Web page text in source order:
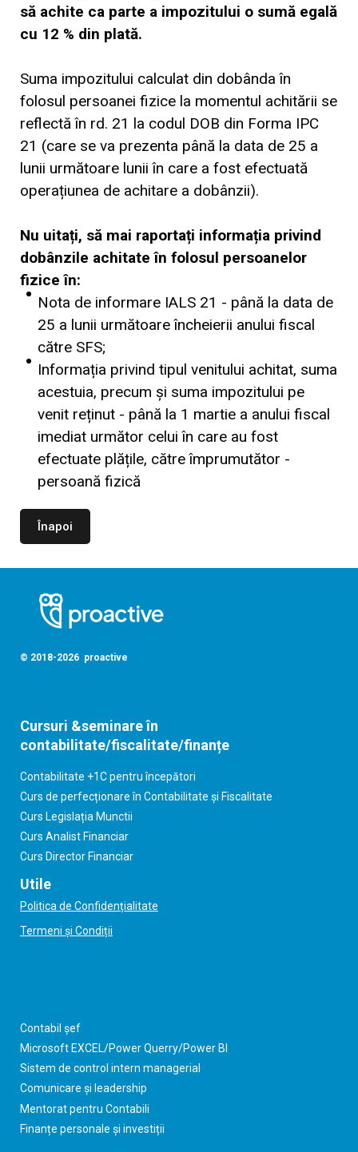
să achite ca parte a impozitului o sumă egală
cu 12 % din plată.
Suma impozitului calculat din dobânda în
folosul persoanei fizice la momentul achitării se
reflectă în rd. 21 la codul DOB din Forma IPC
21 (care se va prezenta până la data de 25 a
lunii următoare lunii în care a fost efectuată
operațiunea de achitare a dobânzii).
Nu uitați, să mai raportați informația privind
dobânzile achitate în folosul persoanelor
fizice în:
Nota de informare IALS 21 - până la data de
25 a lunii următoare încheierii anului fiscal
către SFS;
Informația privind tipul venitului achitat, suma
acestuia, precum și suma impozitului pe
venit reținut - până la 1 martie a anului fiscal
imediat următor celui în care au fost
efectuate plățile, către împrumutător -
persoană fizică
Înapoi
© 2018-2026 proactive
Cursuri &seminare în
contabilitate/fiscalitate/finanțe
Contabilitate +1C pentru începători
Curs de perfecționare în Contabilitate și Fiscalitate
Curs Legislația Munctii
Curs Analist Financiar
Curs Director Financiar
Utile
Politica de Confidențialitate
Termeni și Condiții
Contabil șef
Microsoft EXCEL/Power Querry/Power BI
Sistem de control intern managerial
Comunicare și leadership
Mentorat pentru Contabili
Finanțe personale și investiții